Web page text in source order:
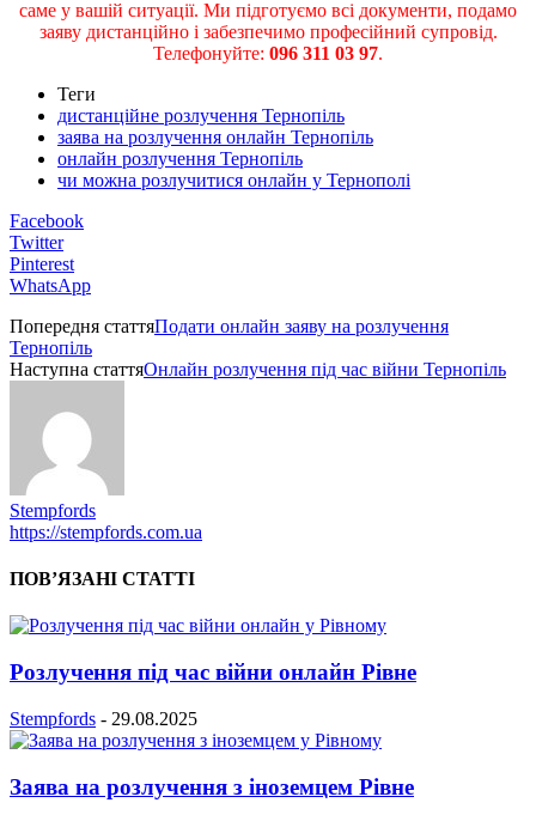
саме у вашій ситуації. Ми підготуємо всі документи, подамо
заяву дистанційно і забезпечимо професійний супровід.
Телефонуйте: 096 311 03 97.
Теги
дистанційне розлучення Тернопіль
заява на розлучення онлайн Тернопіль
онлайн розлучення Тернопіль
чи можна розлучитися онлайн у Тернополі
Facebook
Twitter
Pinterest
WhatsApp
Попередня статтяПодати онлайн заяву на розлучення
Тернопіль
Наступна статтяОнлайн розлучення під час війни Тернопіль
Stempfords
https://stempfords.com.ua
ПОВ’ЯЗАНІ СТАТТІ
Розлучення під час війни онлайн Рівне
Stempfords - 29.08.2025
Заява на розлучення з іноземцем Рівне